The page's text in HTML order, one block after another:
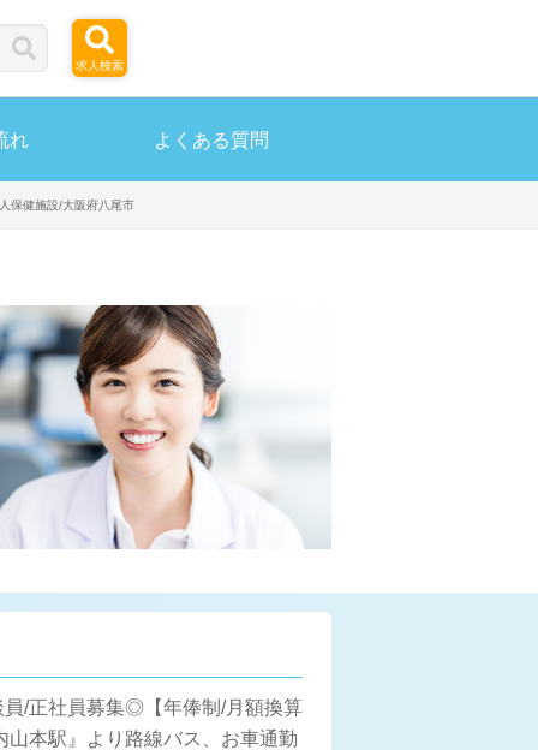
求人検索
れ よくある質問
保健施設/大阪府八尾市
/正社員募集◎【年俸制/月額換算
本駅』より路線バス、お車通勤